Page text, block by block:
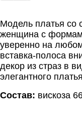
Модель платья со
женщина с
уверенно на
вставка-полоса
декор из страз в
элегантного
Состав: вискоза